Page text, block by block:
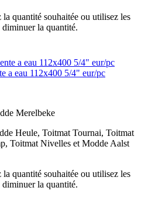
quantité souhaitée ou utilisez les
la quantité.
a eau 112x400 5/4" eur/pc
Merelbeke
Heule, Toitmat Tournai, Toitmat
, Toitmat Nivelles et Modde Aalst
quantité souhaitée ou utilisez les
la quantité.